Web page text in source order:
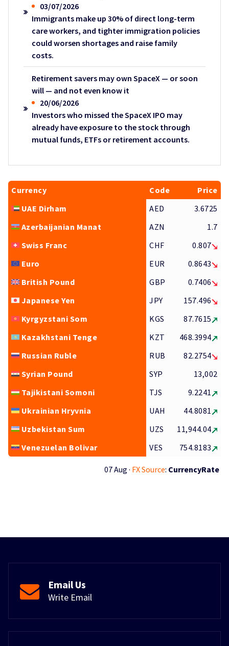
03/07/2026
Immigrants make up 30% of direct long-term
care workers, and tighter immigration policies
could worsen shortages and raise family
costs.
Retirement savers may own SpaceX — or soon
will — and not even know it
20/06/2026
Investors who missed the SpaceX IPO may
already have exposure to the stock through
mutual funds, ETFs or retirement accounts.
Currency Code
Price
UAE Dirham
AED
3.6725
Azerbaijanian Manat
AZN
1.7
Swiss Franc
CHF
0.807
Euro
EUR
0.8643
British Pound
GBP
0.7406
Japanese Yen
JPY
157.496
Kyrgyzstani Som
KGS
87.7615
Kazakhstani Tenge
KZT
468.3994
Russian Ruble
RUB
82.2754
Syrian Pound
SYP
13,002
Tajikistani Somoni
TJS
9.2241
Ukrainian Hryvnia
UAH
44.8081
Uzbekistan Sum
UZS
11,944.04
Venezuelan Bolivar
VES 754.8183
07 Aug · FX Source: CurrencyRate
Email Us
Write Email